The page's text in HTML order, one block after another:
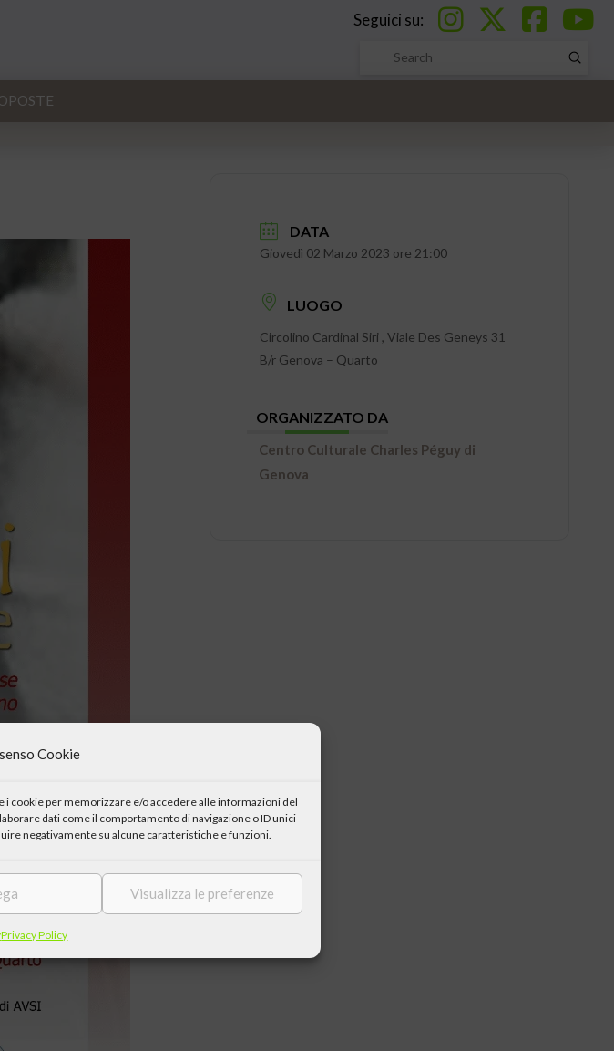
Cookie
cookie per memorizzare e/o accedere alle informazioni del
dati come il comportamento di navigazione o ID unici
negativamente su alcune caratteristiche e funzioni.
Visualizza le preferenze
Privacy Policy
Seguici su:
Search
Submit
DATA
Giovedì 02 Marzo 2023 ore 21:00
LUOGO
Circolino Cardinal Siri , Viale Des Geneys 31
B/r Genova – Quarto
ORGANIZZATO DA
Centro Culturale Charles Péguy di
Genova